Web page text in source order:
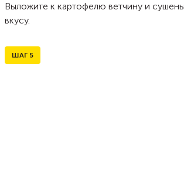
Выложите к картофелю ветчину и
вкусу.
ШАГ 5